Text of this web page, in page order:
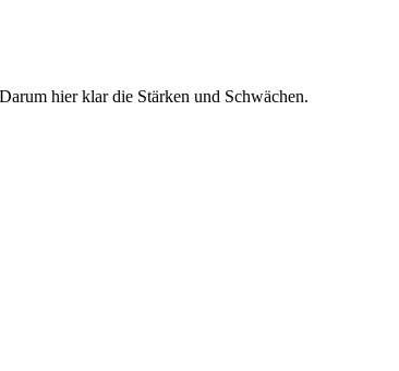
hier klar die Stärken und Schwächen.